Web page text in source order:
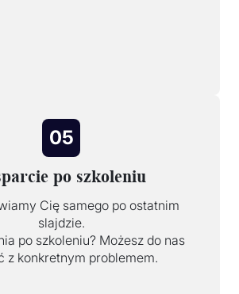
05
po szkoleniu
Cię samego po ostatnim
slajdzie.
po szkoleniu? Możesz do nas
z konkretnym problemem.